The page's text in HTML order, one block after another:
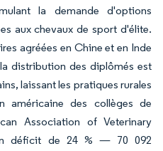
la demande d'options
aux chevaux de sport d'élite.
agréées en Chine et en Inde
distribution des diplômés est
laissant les pratiques rurales
américaine des collèges de
Association of Veterinary
déficit de 24 % — 70 092